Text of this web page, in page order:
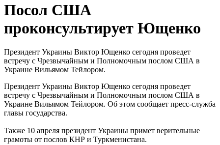
Посол США
проконсультирует Ющенко
Президент Украины Виктор Ющенко сегодня проведет
встречу с Чрезвычайным и Полномочным послом США в
Украине Вильямом Тейлором.
Президент Украины Виктор Ющенко сегодня проведет
встречу с Чрезвычайным и Полномочным послом США в
Украине Вильямом Тейлором. Об этом сообщает пресс-служба
главы государства.
Также 10 апреля президент Украины примет верительные
грамоты от послов КНР и Туркменистана.